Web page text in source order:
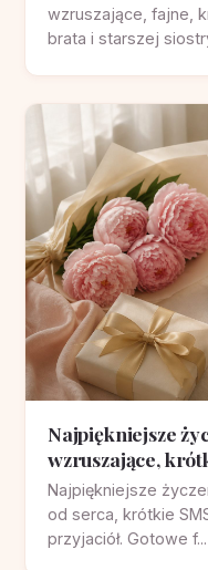
wzruszające, fajne,
brata i starszej
Najpiękniejsze
wzruszające,
Najpiękniejsze
od serca, krótkie
przyjaciół. Gotowe f...